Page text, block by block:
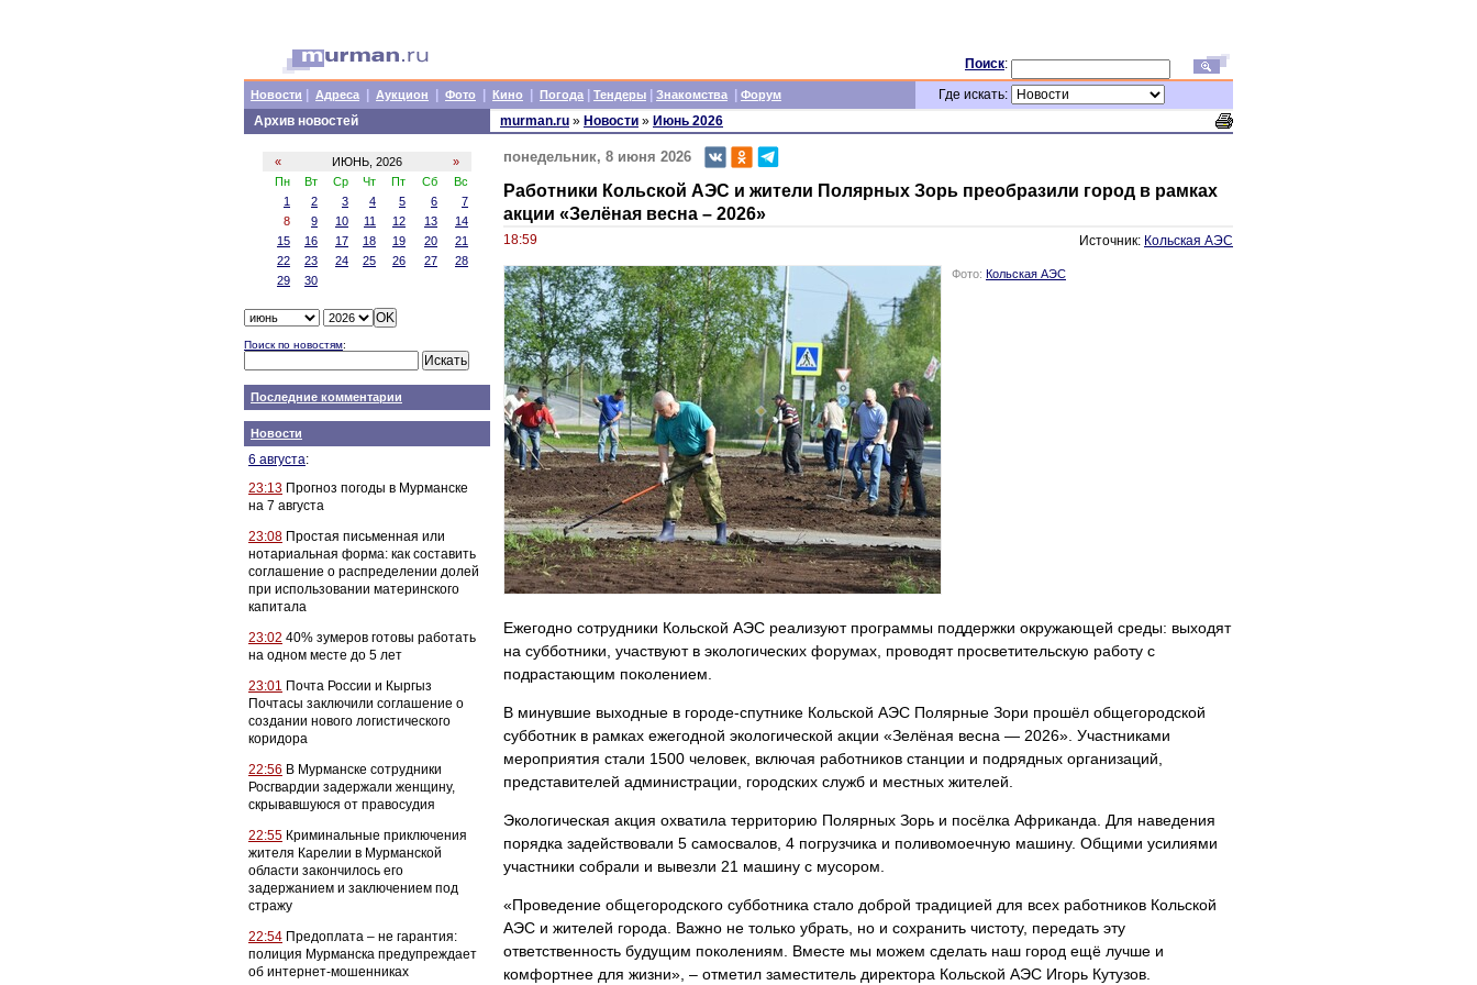
Поиск:
Новости Адреса Аукцион Фото Кино Погода Тендеры Знакомства Форум
Где искать:
Архив новостей
« ИЮНЬ, 2026
»
Пн
Вт Ср Чт Пт Сб
Вс
1
2 3 4 5 6
7
8
9 10 11 12 13
14
15
16 17 18 19 20
21
22
23 24 25 26 27
28
29
30
Поиск по новостям:
Последние комментарии
Новости
6 августа:
23:13 Прогноз погоды в Мурманске
на 7 августа
23:08 Простая письменная или
нотариальная форма: как составить
соглашение о распределении долей
при использовании материнского
капитала
23:02 40% зумеров готовы работать
на одном месте до 5 лет
23:01 Почта России и Кыргыз
Почтасы заключили соглашение о
создании нового логистического
коридора
22:56 В Мурманске сотрудники
Росгвардии задержали женщину,
скрывавшуюся от правосудия
22:55 Криминальные приключения
жителя Карелии в Мурманской
области закончилось его
задержанием и заключением под
стражу
22:54 Предоплата – не гарантия:
полиция Мурманска предупреждает
об интернет-мошенниках
murman.ru » Новости » Июнь 2026
понедельник, 8 июня 2026
Работники Кольской АЭС и жители Полярных Зорь преобразили город в рамках
акции «Зелёная весна – 2026»
18:59 Источник: Кольская АЭС
Фото: Кольская АЭС
Ежегодно сотрудники Кольской АЭС реализуют программы поддержки окружающей среды: выходят
на субботники, участвуют в экологических форумах, проводят просветительскую работу с
подрастающим поколением.
В минувшие выходные в городе-спутнике Кольской АЭС Полярные Зори прошёл общегородской
субботник в рамках ежегодной экологической акции «Зелёная весна — 2026». Участниками
мероприятия стали 1500 человек, включая работников станции и подрядных организаций,
представителей администрации, городских служб и местных жителей.
Экологическая акция охватила территорию Полярных Зорь и посёлка Африканда. Для наведения
порядка задействовали 5 самосвалов, 4 погрузчика и поливомоечную машину. Общими усилиями
участники собрали и вывезли 21 машину с мусором.
«Проведение общегородского субботника стало доброй традицией для всех работников Кольской
АЭС и жителей города. Важно не только убрать, но и сохранить чистоту, передать эту
ответственность будущим поколениям. Вместе мы можем сделать наш город ещё лучше и
комфортнее для жизни», – отметил заместитель директора Кольской АЭС Игорь Кутузов.